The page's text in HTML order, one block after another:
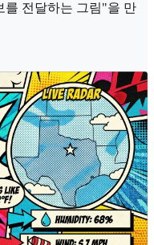
를 전달하는 그림"을 만